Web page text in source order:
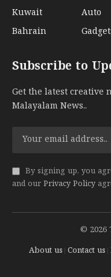
Kuwait
Bahrain
Auto
Subscribe to
Get the latest creative
Malayalam News..
By signing up, you
and our Privacy Policy
© 2026
About us Contact us